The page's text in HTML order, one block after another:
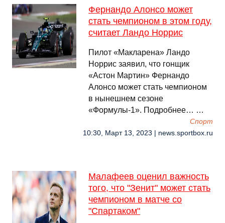
Фернандо Алонсо может
стать чемпионом в этом году,
считает Ландо Норрис
Пилот «Макларена» Ландо
Норрис заявил, что гонщик
«Астон Мартин» Фернандо
Алонсо может стать чемпионом
в нынешнем сезоне
«Формулы‑1». Подробнее… …
Спорт
10:30, Март 13, 2023 | news.sportbox.ru
Малафеев оценил важность
того, что "Зенит" может стать
чемпионом в матче со
"Спартаком"